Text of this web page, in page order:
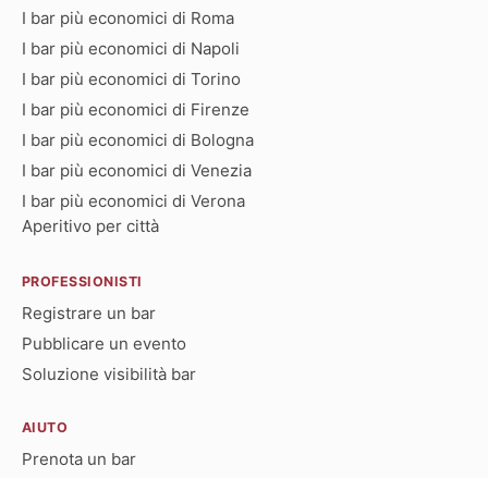
I bar più economici di Roma
I bar più economici di Napoli
I bar più economici di Torino
I bar più economici di Firenze
I bar più economici di Bologna
I bar più economici di Venezia
I bar più economici di Verona
Aperitivo per città
PROFESSIONISTI
Registrare un bar
Pubblicare un evento
Soluzione visibilità bar
AIUTO
Prenota un bar